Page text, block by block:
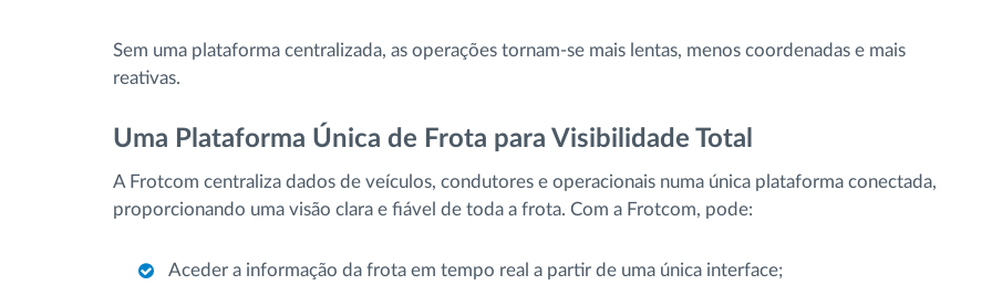
Sem uma plataforma centralizada, as operações tornam-se mais lentas, menos coordenadas e mais
reativas.
Uma Plataforma Única de Frota para Visibilidade Total
A Frotcom centraliza dados de veículos, condutores e operacionais numa única plataforma conectada,
proporcionando uma visão clara e fiável de toda a frota. Com a Frotcom, pode:
Aceder a informação da frota em tempo real a partir de uma única interface;